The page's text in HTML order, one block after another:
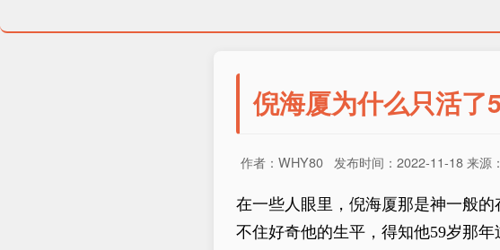
倪海厦为什么只活了
作者：WHY80 发布时间：2022-11-18 来源
在一些人眼里，倪海厦那是神一般
不住好奇他的生平，得知他59岁那